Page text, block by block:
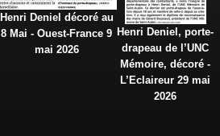
Henri Deniel décoré au
8 Mai - Ouest-France 9
mai 2026
Henri Deniel, porte-
drapeau de l’UNC
Mémoire, décoré -
L’Eclaireur 29 mai
2026